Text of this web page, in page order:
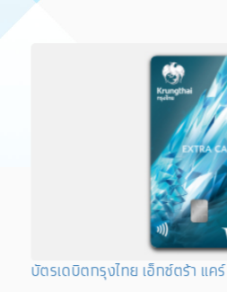
บัตรเดบิตกรุงไทย เอ็กซ์ตร้า แคร์